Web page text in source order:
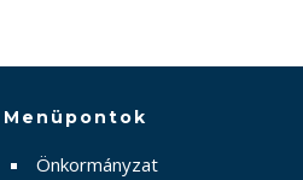
Menüpontok
Önkormányzat